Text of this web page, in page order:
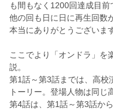
も間もなく1200回達成目前
他の回も日に日に再生回数
本当にありがとうございま
ここでより「オンドラ」を
説。
第1話～第3話までは、高校
トーリー。登場人物は同
第4話は、 第1話～第3話か